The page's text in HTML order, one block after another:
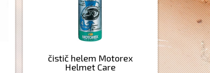
čistič helem Motorex
Helmet Care